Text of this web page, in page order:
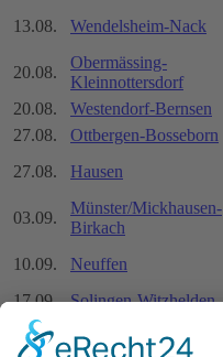
13.08. Wendelsheim-Nack
20.08.
Obermässing-
Kleinnottersdorf
20.08.
Westendorf-Bernsen
27.08.
Ottbergen-Bosseborn
27.08.
Hausen
03.09.
Münster/Mickhausen-
Birkach
10.09. Neuffen
17.09.
Solingen-Witzhelden
17.09.
Griessen